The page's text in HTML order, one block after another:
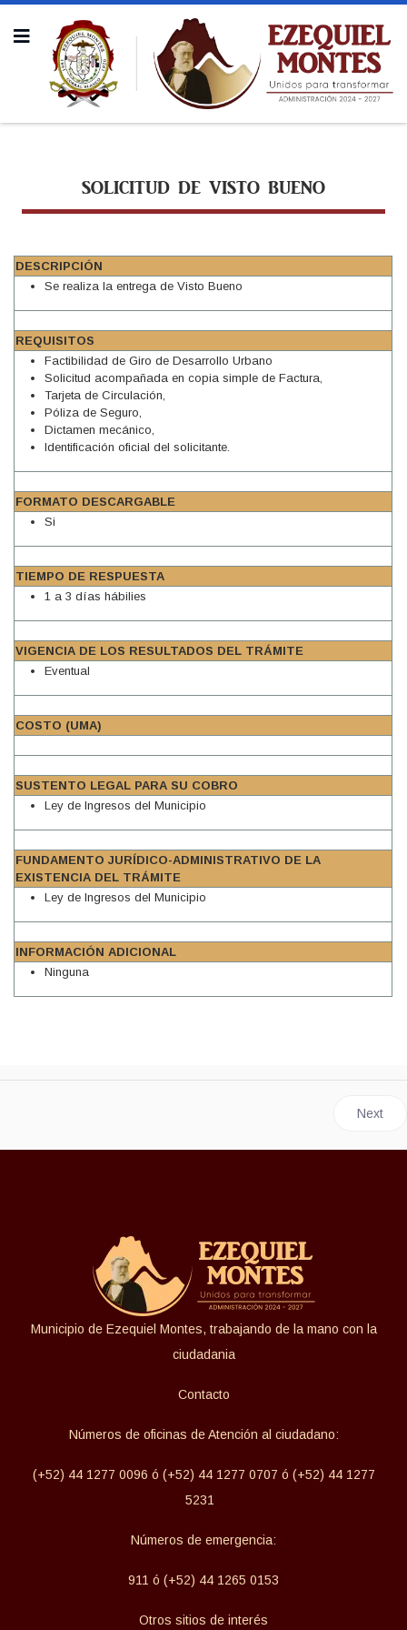
SOLICITUD DE VISTO BUENO
DESCRIPCIÓN
Se realiza la entrega de Visto Bueno
REQUISITOS
Factibilidad de Giro de Desarrollo Urbano
Solicitud acompañada en copia simple de Factura,
Tarjeta de Circulación,
Póliza de Seguro,
Dictamen mecánico,
Identificación oficial del solicitante.
FORMATO DESCARGABLE
Si
TIEMPO DE RESPUESTA
1 a 3 días hábilies
VIGENCIA DE LOS RESULTADOS DEL TRÁMITE
Eventual
COSTO (UMA)
SUSTENTO LEGAL PARA SU COBRO
Ley de Ingresos del Municipio
FUNDAMENTO JURÍDICO-ADMINISTRATIVO DE LA
EXISTENCIA DEL TRÁMITE
Ley de Ingresos del Municipio
INFORMACIÓN ADICIONAL
Ninguna
Next
Next
Municipio de Ezequiel Montes, trabajando de la mano con la
ciudadania
Contacto
Números de oficinas de Atención al ciudadano:
(+52) 44 1277 0096 ó (+52) 44 1277 0707 ó (+52) 44 1277
5231
Números de emergencia:
911 ó (+52) 44 1265 0153
Otros sitios de interés